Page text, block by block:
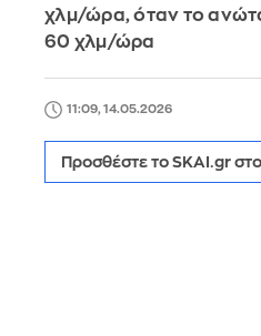
χλμ/ώρα, όταν το
60 χλμ/ώρα
11:09, 14.05.2026
Προσθέστε το SKAI.gr στο